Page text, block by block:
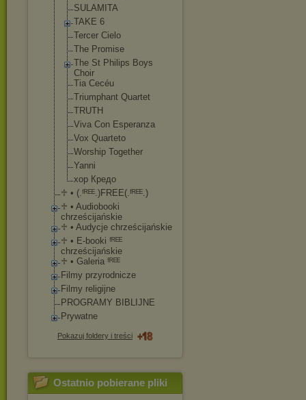
SULAMITA
TAKE 6
Tercer Cielo
The Promise
The St Philips Boys
Choir
Tia Cecéu
Triumphant Quartet
TRUTH
Viva Con Esperanza
Vox Quarteto
Worship Together
Yanni
хор Кредо
♱ • (.ᶠᴿᴱᴱ.)FREE(.ᶠᴿᴱᴱ.)
♱ • Audiobooki
chrześcijańskie
♱ • Audycje chrześcijańskie
♱ • E-booki ᶠᴿᴱᴱ
chrześcijańskie
♱ • Galeria ᶠᴿᴱᴱ
Filmy przyrodnicze
Filmy religijne
PROGRAMY BIBLIJNE
Prywatne
Pokazuj foldery i treści
Ostatnio pobierane pliki